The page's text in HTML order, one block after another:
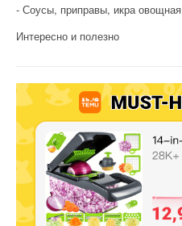
Соусы, приправы, икра овощная
Интересно и полезно